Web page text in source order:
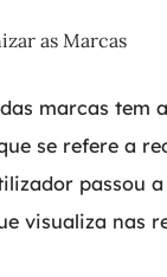
as Marcas
marcas tem
se refere a
passou
visualiza nas